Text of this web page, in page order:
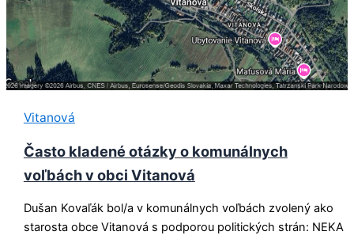
Vitanová
Často kladené otázky o komunálnych
voľbách v obci Vitanová
Dušan Kovaľák bol/a v komunálnych voľbách zvolený ako
starosta obce Vitanová s podporou politických strán: NEKA